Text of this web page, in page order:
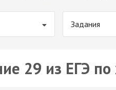
Задания
29 из ЕГЭ